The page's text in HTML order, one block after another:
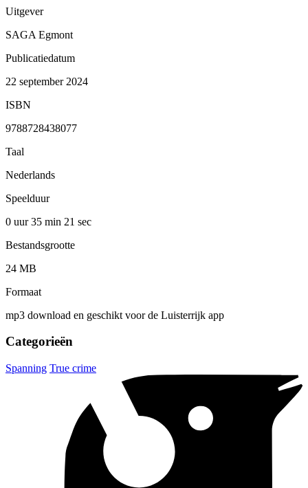
Uitgever
SAGA Egmont
Publicatiedatum
22 september 2024
ISBN
9788728438077
Taal
Nederlands
Speelduur
0 uur 35 min 21 sec
Bestandsgrootte
24 MB
Formaat
mp3 download en geschikt voor de Luisterrijk app
Categorieën
Spanning True crime